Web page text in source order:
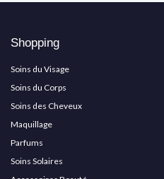
Shopping
Soins du Visage
Soins du Corps
Soins des Cheveux
Maquillage
Parfums
Soins Solaires